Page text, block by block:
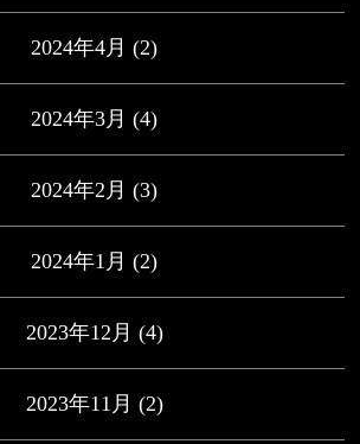
2024年4月 (2)
2024年3月 (4)
2024年2月 (3)
2024年1月 (2)
2023年12月 (4)
2023年11月 (2)